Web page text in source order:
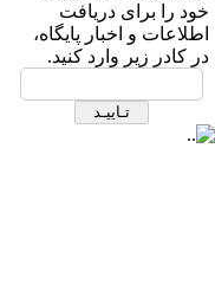
خود را برای دریافت
اطلاعات و اخبار پایگاه،
در کادر زیر وارد کنید.